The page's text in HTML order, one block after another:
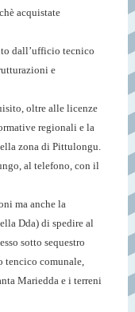
acquistate
dall’ufficio tecnico
e
oltre alle licenze
regionali e la
zona di Pittulongu.
al telefono, con il
ma anche la
Dda) di spedire al
sotto sequestro
tencico comunale,
Mariedda e i terreni